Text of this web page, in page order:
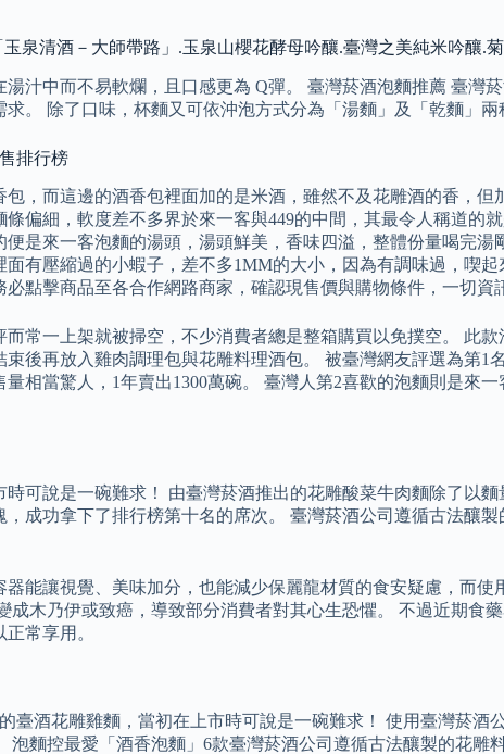
泉清酒－大師帶路」.玉泉山櫻花酵母吟釀.臺灣之美純米吟釀.
汁中而不易軟爛，且口感更為 Q彈。 臺灣菸酒泡麵推薦 臺灣
。 除了口味，杯麵又可依沖泡方式分為「湯麵」及「乾麵」兩
排行榜
，而這邊的酒香包裡面加的是米酒，雖然不及花雕酒的香，
偏細，軟度差不多界於來一客與449的中間，其最令人稱道的
是來一客泡麵的湯頭，湯頭鮮美，香味四溢，整體份量喝完
有壓縮過的小蝦子，差不多1MM的大小，因為有調味過，喫
點擊商品至各合作網路商家，確認現售價與購物條件，一切資
常一上架就被掃空，不少消費者總是整箱購買以免撲空。 此
後再放入雞肉調理包與花雕料理酒包。 被臺灣網友評選為第
相當驚人，1年賣出1300萬碗。 臺灣人第2喜歡的泡麵則是來
可說是一碗難求！ 由臺灣菸酒推出的花雕酸菜牛肉麵除了以
成功拿下了排行榜第十名的席次。 臺灣菸酒公司遵循古法釀
能讓視覺、美味加分，也能減少保麗龍材質的食安疑慮，而
木乃伊或致癌，導致部分消費者對其心生恐懼。 不過近期食
常享用。
臺酒花雕雞麵，當初在上市時可說是一碗難求！ 使用臺灣菸
麵控最愛「酒香泡麵」6款臺灣菸酒公司遵循古法釀製的花